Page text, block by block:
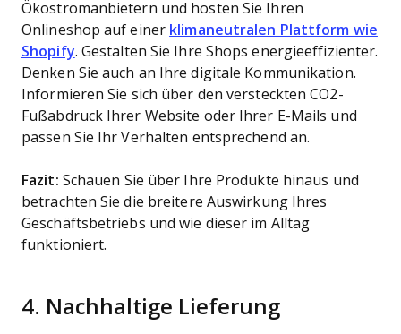
Ökostromanbietern und hosten Sie Ihren
Onlineshop auf einer klimaneutralen Plattform wie
Shopify. Gestalten Sie Ihre Shops energieeffizienter.
Denken Sie auch an Ihre digitale Kommunikation.
Informieren Sie sich über den versteckten CO2-
Fußabdruck Ihrer Website oder Ihrer E-Mails und
passen Sie Ihr Verhalten entsprechend an.
Fazit: Schauen Sie über Ihre Produkte hinaus und
betrachten Sie die breitere Auswirkung Ihres
Geschäftsbetriebs und wie dieser im Alltag
funktioniert.
4. Nachhaltige Lieferung